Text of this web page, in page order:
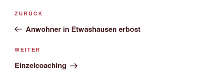
Beitrags-
Vorheriger
Beitrag
ZURÜCK
Anwohner in Etwashausen erbost
Nächster
Beitrag
WEITER
Einzelcoaching